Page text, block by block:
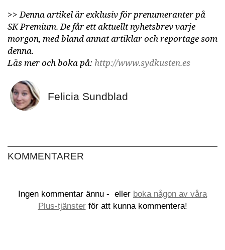
>>Denna artikel är exklusiv för prenumeranter på
SK Premium. De får ett aktuellt nyhetsbrev varje
morgon, med bland annat artiklar och reportage som
denna.
Läs mer och boka på: http://www.sydkusten.es
Felicia Sundblad
KOMMENTARER
Ingen kommentar ännu - eller boka någon av våra
Plus-tjänsterför att kunna kommentera!